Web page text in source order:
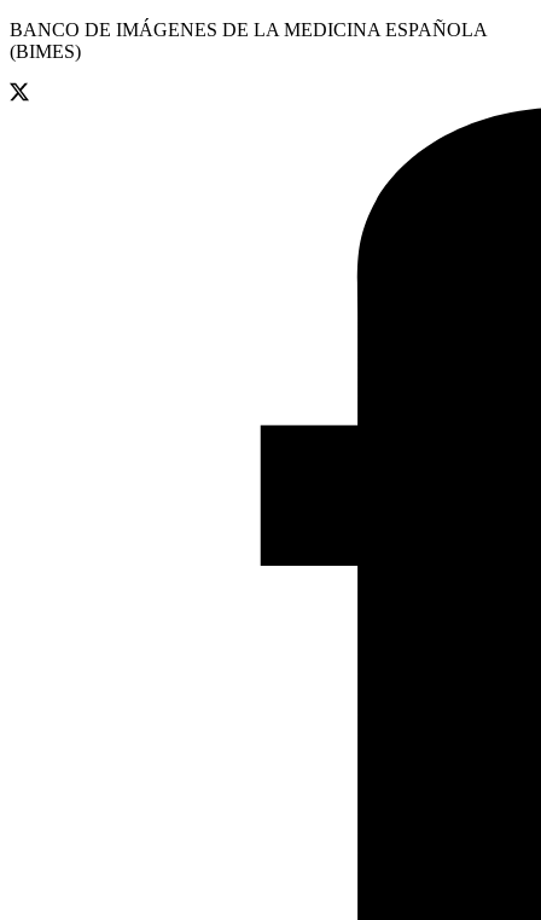
BANCO DE IMÁGENES DE LA MEDICINA ESPAÑOLA
(BIMES)